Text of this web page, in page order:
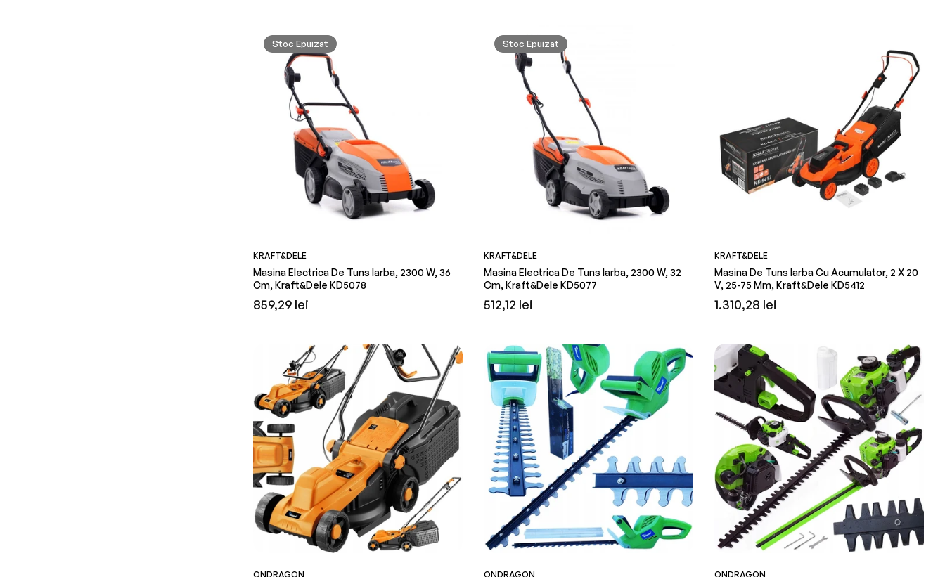
Stoc Epuizat
KRAFT&DELE
Masina Electrica De Tuns Iarba, 2300 W, 36
Cm, Kraft&Dele KD5078
Preț
859,29 lei
Stoc Epuizat
KRAFT&DELE
Masina Electrica De Tuns Iarba, 2300 W, 32
Cm, Kraft&Dele KD5077
Preț
512,12 lei
KRAFT&DELE
Masina De Tuns Iarba Cu Acumulator, 2 X 20
V, 25-75 Mm, Kraft&Dele KD5412
Preț
1.310,28 lei
ONDRAGON ONDRAGON ONDRAGON